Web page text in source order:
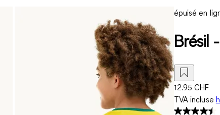
épuisé en
Brésil
12.95 CHF
TVA incluse